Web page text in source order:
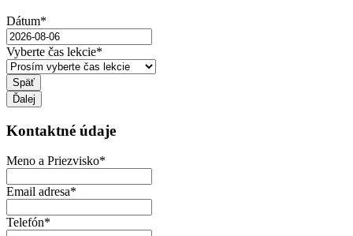
Dátum*
Vyberte čas lekcie*
Späť
Ďalej
Kontaktné údaje
Meno a Priezvisko*
Email adresa*
Telefón*